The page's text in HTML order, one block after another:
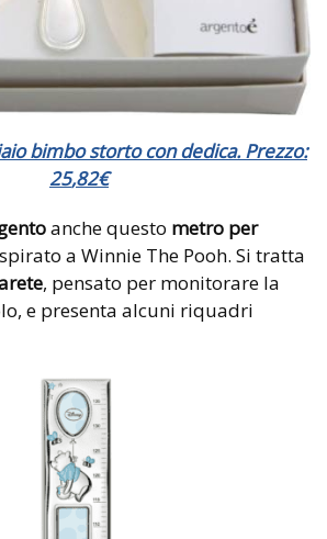
bimbo storto con dedica. Prezzo:
25,82€
anche questo metro per
a Winnie The Pooh. Si tratta
, pensato per monitorare la
e presenta alcuni riquadri